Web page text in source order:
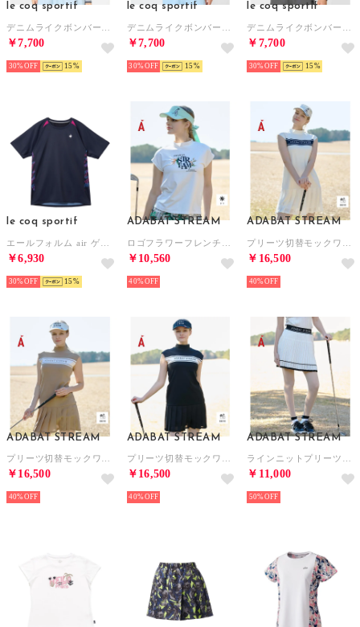
le coq sportif
￥7,700
30% 15
le coq sportif
￥7,700
30% 15
le coq sportif
￥7,700
30% 15
le coq sportif
￥6,930
30% 15
ADABAT STREAM
￥10,560
40%
ADABAT STREAM
￥16,500
40%
ADABAT STREAM
￥16,500
40%
ADABAT STREAM
￥16,500
40%
ADABAT STREAM
￥11,000
50%